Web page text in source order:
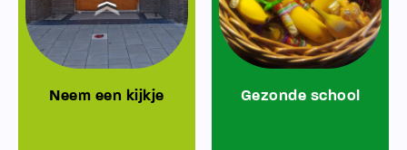
Neem een kijkje Gezonde school